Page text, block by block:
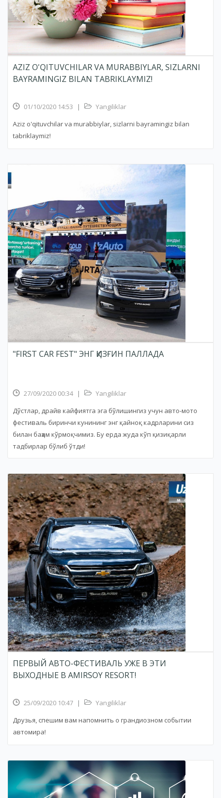
AZIZ O'QITUVCHILAR VA MURABBIYLAR, SIZLARNI
BAYRAMINGIZ BILAN TABRIKLAYMIZ!
01/10/2020 14:53 |
Yangiliklar
Aziz o'qituvchilar va murabbiylar, sizlarni bayramingiz bilan
tabriklaymiz!
"FIRST CAR FEST" ЭНГ ҚИЗҒИН ПАЛЛАДА
27/09/2020 00:34 |
Yangiliklar
Дўстлар, драйв кайфиятга эга бўлишингиз учун авто-мото
фестиваль биринчи кунининг энг қайноқ кадрларини сиз
билан баҳам кўрмоқчимиз. Бу ерда жуда кўп қизиқарли
тадбирлар бўлиб ўтди!
ПЕРВЫЙ АВТО-ФЕСТИВАЛЬ УЖЕ В ЭТИ
ВЫХОДНЫЕ В AMIRSOY RESORT!
25/09/2020 10:47 |
Yangiliklar
Друзья, спешим вам напомнить о грандиозном событии
автомира!